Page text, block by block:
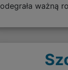
odegrała ważną